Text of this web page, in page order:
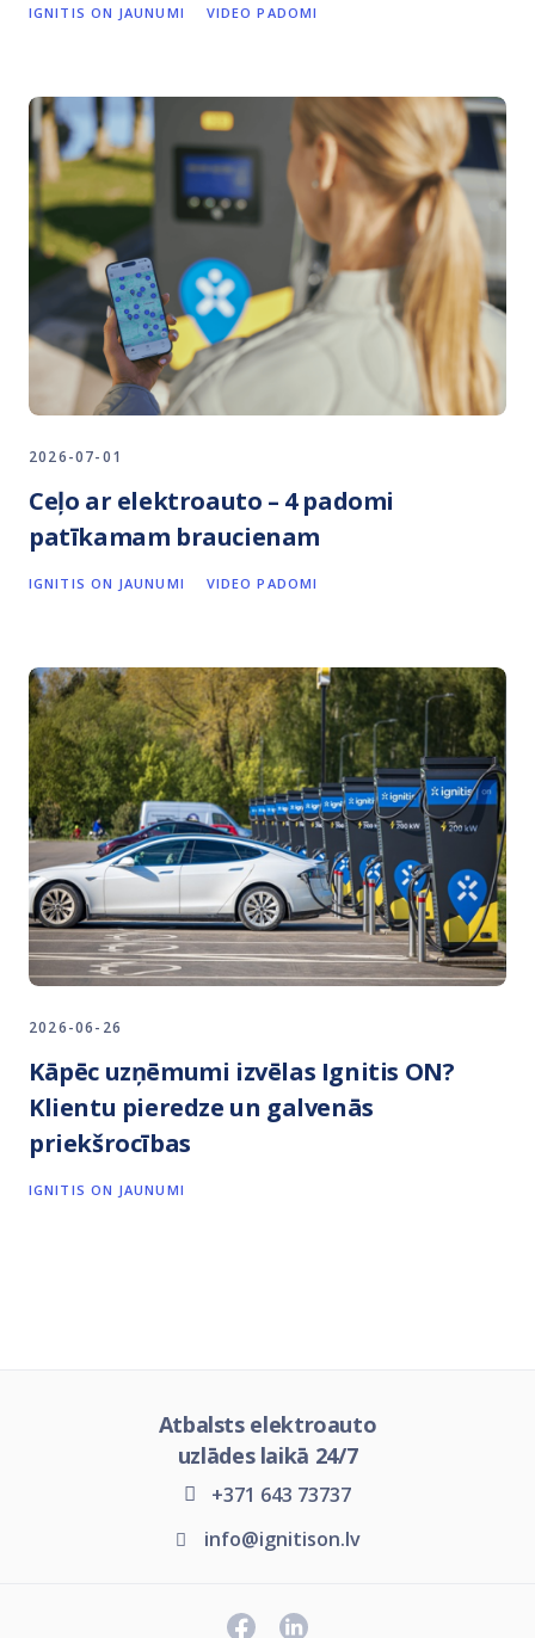
IGNITIS ON JAUNUMI VIDEO PADOMI
2026-07-01
Ceļo ar elektroauto – 4 padomi
patīkamam braucienam
IGNITIS ON JAUNUMI VIDEO PADOMI
2026-06-26
Kāpēc uzņēmumi izvēlas Ignitis ON?
Klientu pieredze un galvenās
priekšrocības
IGNITIS ON JAUNUMI
Atbalsts elektroauto
uzlādes laikā 24/7
+371 643 73737
info@ignitison.lv